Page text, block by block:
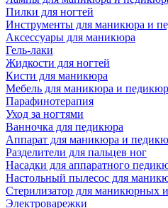
Пилки для ногтей
Инструменты для маникюра и
Аксессуары для маникюра
Гель-лаки
Жидкости для ногтей
Кисти для маникюра
Мебель для маникюра и
Парафинотерапия
Уход за ногтями
Ванночка для педикюра
Аппарат для маникюра и
Разделители для пальцев ног
Насадки для аппаратного
Настольный пылесос для
Стерилизатор для маникюрных
Электроварежки